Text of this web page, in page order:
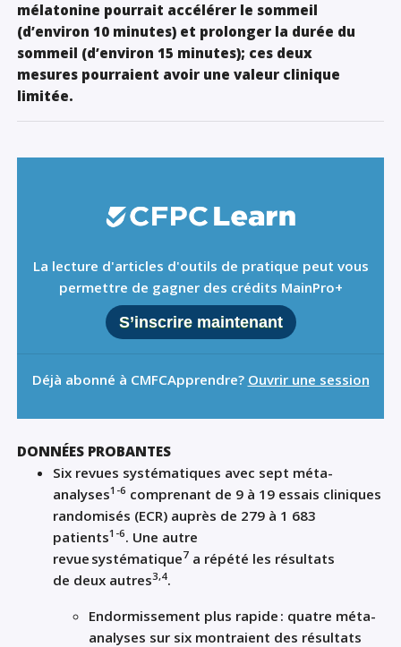
mélatonine pourrait accélérer le sommeil
(d’environ 10 minutes) et prolonger la durée du
sommeil (d’environ 15 minutes); ces deux
mesures pourraient avoir une valeur clinique
limitée.
La lecture d'articles d'outils de pratique peut vous
permettre de gagner des crédits MainPro+
S’inscrire maintenant
Déjà abonné à CMFCApprendre? Ouvrir une session
DONNÉES PROBANTES
Six revues systématiques avec sept méta-
analyses1-6 comprenant de 9 à 19 essais cliniques
randomisés (ECR) auprès de 279 à 1 683
patients1-6. Une autre
revue systématique7 a répété les résultats
de deux autres3,4.
Endormissement plus rapide : quatre méta-
analyses sur six montraient des résultats